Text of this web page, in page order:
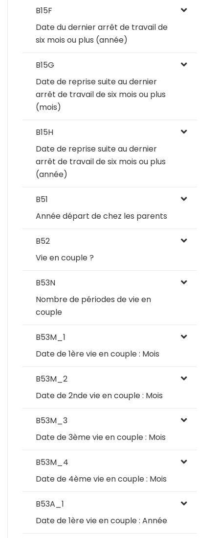
B15F
Date du dernier arrêt de travail de
six mois ou plus (année)
B15G
Date de reprise suite au dernier
arrêt de travail de six mois ou plus
(mois)
B15H
Date de reprise suite au dernier
arrêt de travail de six mois ou plus
(année)
B51
Année départ de chez les parents
B52
Vie en couple ?
B53N
Nombre de périodes de vie en
couple
B53M_1
Date de 1ère vie en couple : Mois
B53M_2
Date de 2nde vie en couple : Mois
B53M_3
Date de 3ème vie en couple : Mois
B53M_4
Date de 4ème vie en couple : Mois
B53A_1
Date de 1ère vie en couple : Année